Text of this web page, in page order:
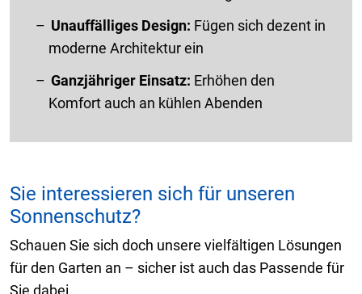
Unauffälliges Design: Fügen sich dezent in
moderne Architektur ein
Ganzjähriger Einsatz: Erhöhen den
Komfort auch an kühlen Abenden
Sie interessieren sich für unseren
Sonnenschutz?
Schauen Sie sich doch unsere vielfältigen Lösungen
für den Garten an – sicher ist auch das Passende für
Sie dabei.